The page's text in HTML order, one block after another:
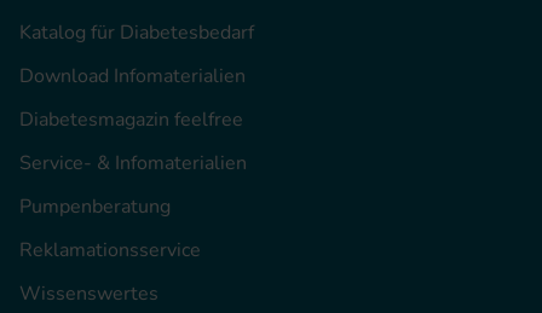
Katalog für Diabetesbedarf
Download Infomaterialien
Diabetesmagazin feelfree
Service- & Infomaterialien
Pumpenberatung
Reklamationsservice
Wissenswertes